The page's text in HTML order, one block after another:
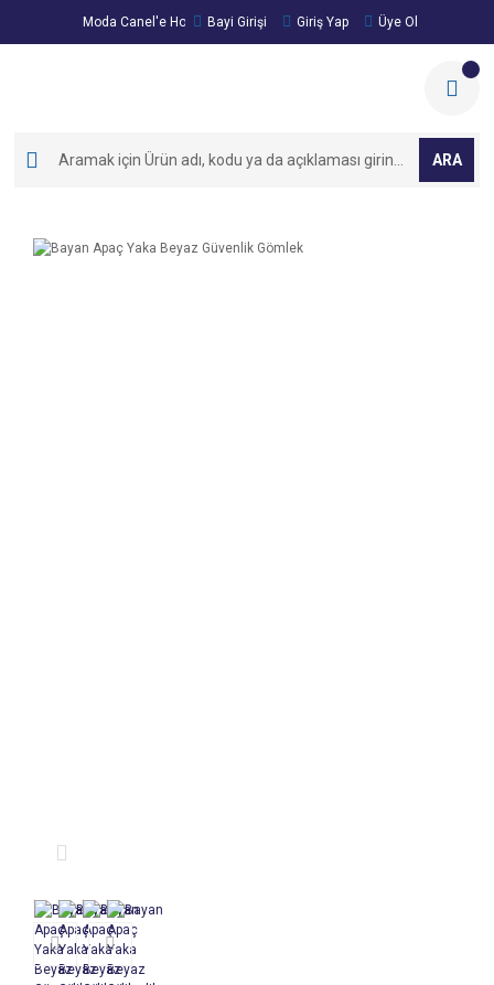
Moda Canel'e Hoşgeldiniz!
Bayi Girişi Giriş Yap Üye Ol
ARA